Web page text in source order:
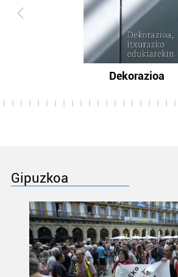
Dekorazioa
Gipuzkoa